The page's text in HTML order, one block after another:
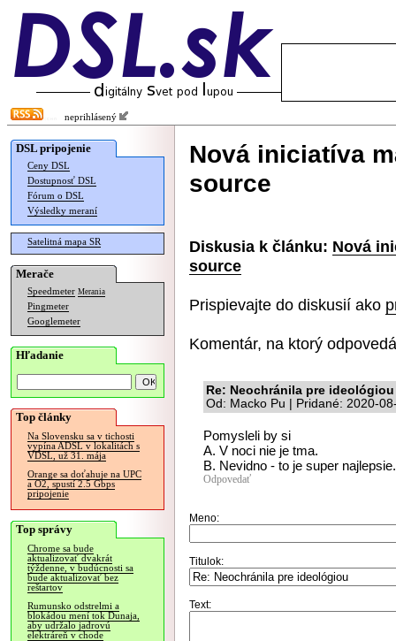
neprihlásený
DSL pripojenie
Ceny DSL
Dostupnosť DSL
Fórum o DSL
Výsledky meraní
Satelitná mapa SR
Merače
Speedmeter Merania
Pingmeter
Googlemeter
Hľadanie
Top články
Na Slovensku sa v tichosti
vypína ADSL v lokalitách s
VDSL, už 31. mája
Orange sa doťahuje na UPC
a O2, spustí 2.5 Gbps
pripojenie
Top správy
Chrome sa bude
aktualizovať dvakrát
týždenne, v budúcnosti sa
bude aktualizovať bez
reštartov
Rumunsko odstrelmi a
blokádou mení tok Dunaja,
aby udržalo jadrovú
elektráreň v chode
Nová iniciatíva
source
Diskusia k článku: Nová
source
Prispievajte do diskusií ako
Komentár, na ktorý
Re: Neochránila pre ideológiou
Od: Macko Pu | Pridané: 2020-
Pomysleli by si
A. V noci nie je tma.
B. Nevidno - to je super najlepsie.
Odpovedať
Meno:
Titulok:
Text: